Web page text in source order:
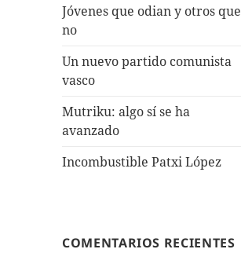
Jóvenes que odian y otros que
no
Un nuevo partido comunista
vasco
Mutriku: algo sí se ha
avanzado
Incombustible Patxi López
COMENTARIOS RECIENTES